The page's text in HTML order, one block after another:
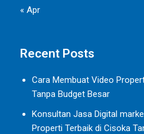
« Apr
Recent Posts
Cara Membuat Video
Tanpa Budget Besar
Konsultan Jasa Digital
Properti Terbaik di Cisoka